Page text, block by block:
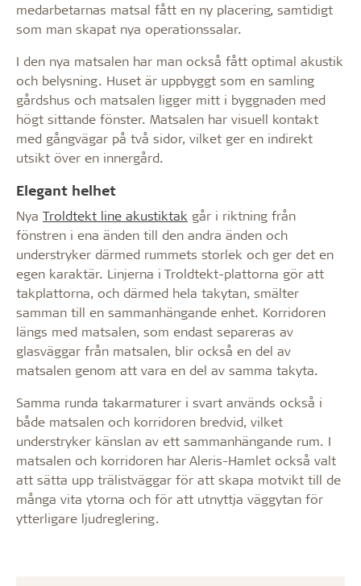
medarbetarnas matsal fått en ny placering, samtidigt
som man skapat nya operationssalar.
I den nya matsalen har man också fått optimal akustik
och belysning. Huset är uppbyggt som en samling
gårdshus och matsalen ligger mitt i byggnaden med
högt sittande fönster. Matsalen har visuell kontakt
med gångvägar på två sidor, vilket ger en indirekt
utsikt över en innergård.
Elegant helhet
Nya Troldtekt line akustiktak går i riktning från
fönstren i ena änden till den andra änden och
understryker därmed rummets storlek och ger det en
egen karaktär. Linjerna i Troldtekt-plattorna gör att
takplattorna, och därmed hela takytan, smälter
samman till en sammanhängande enhet. Korridoren
längs med matsalen, som endast separeras av
glasväggar från matsalen, blir också en del av
matsalen genom att vara en del av samma takyta.
Samma runda takarmaturer i svart används också i
både matsalen och korridoren bredvid, vilket
understryker känslan av ett sammanhängande rum. I
matsalen och korridoren har Aleris-Hamlet också valt
att sätta upp trälistväggar för att skapa motvikt till de
många vita ytorna och för att utnyttja väggytan för
ytterligare ljudreglering.